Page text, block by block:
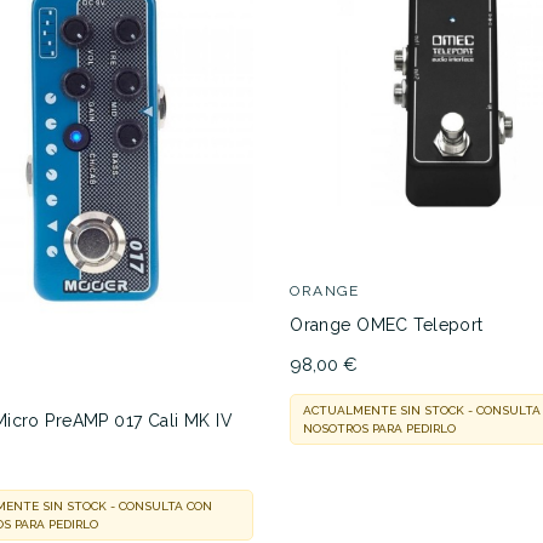
PreAMP 017 Cali MK IV
SIN STOCK - CONSULTA CON
PARA PEDIRLO
ORANGE
Orange OMEC Teleport
98,00 €
ACTUALMENTE SIN STOCK - CONSULTA
NOSOTROS PARA PEDIRLO